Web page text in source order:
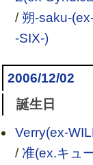
/ 朔-saku-
-SIX-)
2006/12/02
誕生日
Verry(ex-
/ 准(ex.キュ